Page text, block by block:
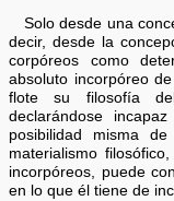
Solo desde una
decir, desde la
corpóreos como
absoluto incorpóreo
flote su filosofía
declarándose
posibilidad misma
materialismo
incorpóreos, puede
en lo que él tiene de